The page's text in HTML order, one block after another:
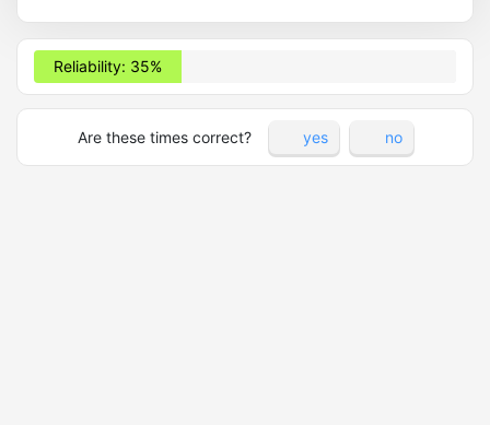
Reliability: 35%
Are these times correct? yes no